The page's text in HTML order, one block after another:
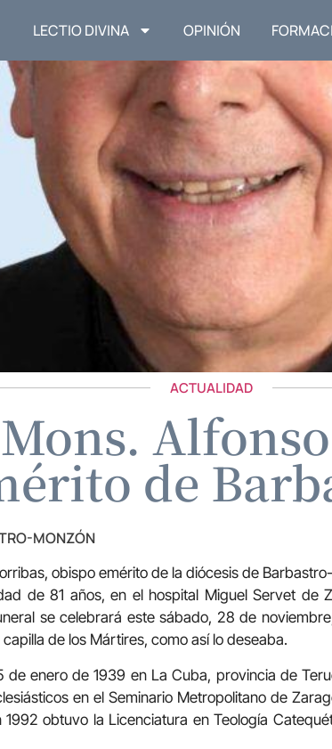
LECTIO DIVINA OPINIÓN
ACTUALIDAD
de
MONZÓN
obispo emérito de la diócesis de
de 81 años, en el hospital Miguel Servet de
se celebrará este sábado, 28 de
de los Mártires, como así lo deseaba.
de enero de 1939 en La Cuba, provincia de
en el Seminario Metropolitano de
obtuvo la Licenciatura en Teología